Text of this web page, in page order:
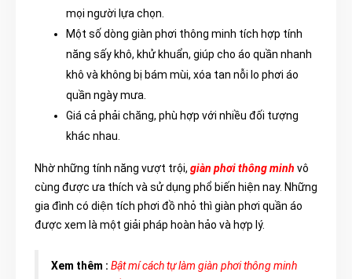
mọi người lựa chọn.
Một số dòng giàn phơi thông minh tích hợp tính
năng sấy khô, khử khuẩn, giúp cho áo quần nhanh
khô và không bị bám mùi, xóa tan nỗi lo phơi áo
quần ngày mưa.
Giá cả phải chăng, phù hợp với nhiều đối tượng
khác nhau.
Nhờ những tính năng vượt trội, giàn phơi thông minh vô
cùng được ưa thích và sử dụng phổ biến hiện nay. Những
gia đình có diện tích phơi đồ nhỏ thì giàn phơi quần áo
được xem là một giải pháp hoàn hảo và hợp lý.
Xem thêm : Bật mí cách tự làm giàn phơi thông minh